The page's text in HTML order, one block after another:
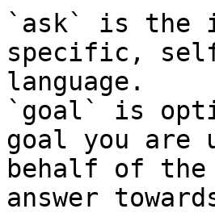
`ask` is the
specific,
language.
`goal` is
goal you are
behalf of
answer